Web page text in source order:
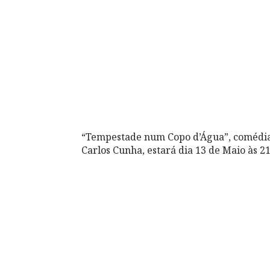
“Tempestade num Copo d’Água”,
Carlos Cunha, estará dia 13 de Maio às